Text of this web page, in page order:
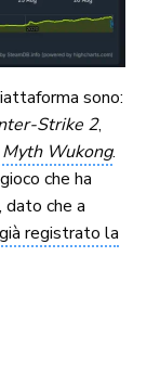
sono:
Strike 2,
Wukong.
che ha
che a
registrato la